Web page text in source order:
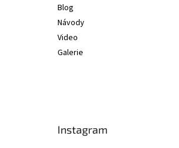
Blog
Návody
Video
Galerie
Instagram